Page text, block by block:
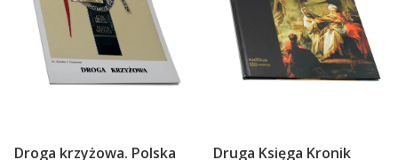
Droga krzyżowa. Polska
Druga Księga Kronik